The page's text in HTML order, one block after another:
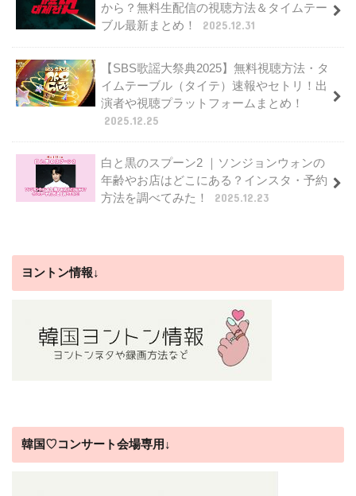
から？無料生配信の視聴方法＆タイムテー
ブル最新まとめ！
2025.12.31
【SBS歌謡大祭典2025】無料視聴方法・タ
イムテーブル（タイテ）速報やセトリ！出
演者や視聴プラットフォームまとめ！
2025.12.25
白と黒のスプーン2 ｜ソンジョンウォンの
年齢やお店はどこにある？インスタ・予約
方法を調べてみた！
2025.12.23
ヨントン情報↓
韓国♡コンサート会場専用↓